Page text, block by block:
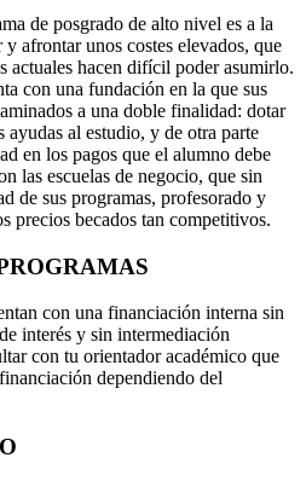
de posgrado de alto nivel es a la
afrontar unos costes elevados, que
actuales hacen difícil poder asumirlo.
con una fundación en la que sus
a una doble finalidad: dotar
ayudas al estudio, y de otra parte
en los pagos que el alumno debe
las escuelas de negocio, que sin
de sus programas, profesorado y
precios becados tan competitivos.
con una financiación interna sin
interés y sin intermediación
con tu orientador académico que
dependiendo del